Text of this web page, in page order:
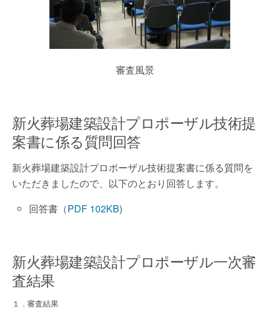
審査風景
新火葬場建築設計プロポーザル技術提
案書に係る質問回答
新火葬場建築設計プロポーザル技術提案書に係る質問を
いただきましたので、以下のとおり回答します。
回答書（PDF 102KB)
新火葬場建築設計プロポーザル一次審
査結果
１．審査結果